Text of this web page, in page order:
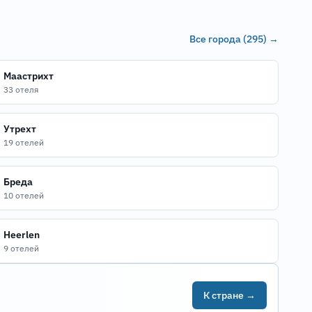
Все города (295) →
Маастрихт
33 отеля
Утрехт
19 отелей
Бреда
10 отелей
Heerlen
9 отелей
К стране →